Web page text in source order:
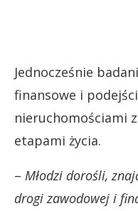
Jednocześnie
finansowe i
nieruchomościami
etapami życia.
– Młodzi dorośli,
drogi zawodowej i